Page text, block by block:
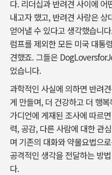
다. 리더십과 반려견 사이에
내고자 했고, 반려견 사랑은
얻어낼 수 있다고 생각했습니
럼프를 제외한 모든 미국 대통
견했죠. 그들은
었습니다.
과학적인 사실에 의하면 반려
게 만들며, 더 건강하고 더 행
가디언에 게재된 조사에 따르
력, 공감, 다른 사람에 대한 관
며 기존의 대화와 약물요법으
공격적인 생각을 전달하는 방
다.